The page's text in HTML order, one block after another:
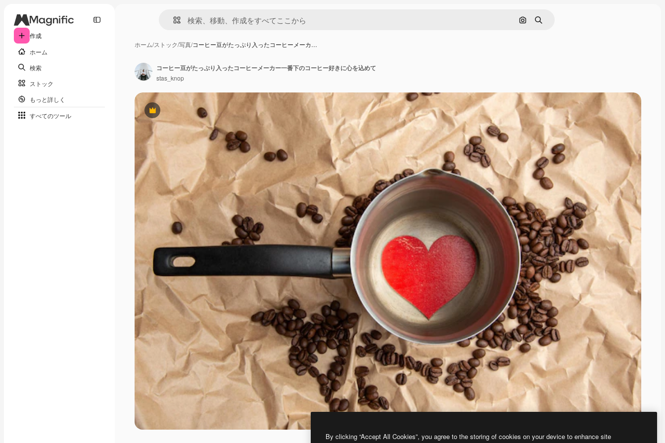
作成
ホーム
検索
ストック
もっと詳しく
すべてのツール
画像で検索
検索
ホーム/ストック/写真/コーヒー豆がたっぷり入ったコーヒーメーカ…
Premium
コーヒー豆がたっぷり入ったコーヒーメーカー一番下のコーヒー好きに心を込めて
stas_knop
By clicking “Accept All Cookies”, you agree to the storing of cookies on your device to enhance site